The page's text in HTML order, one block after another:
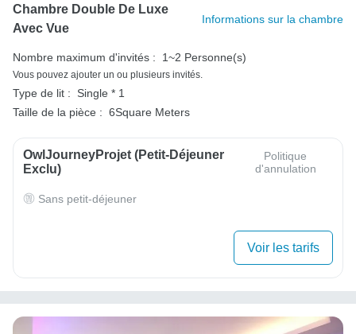
Chambre Double De Luxe
Avec Vue
Informations sur la chambre
Nombre maximum d'invités : 1~2 Personne(s)
Vous pouvez ajouter un ou plusieurs invités.
Type de lit :
Single * 1
Taille de la pièce : 6Square Meters
OwlJourneyProjet (petit-Déjeuner
Exclu)
Politique
d'annulation
Sans petit-déjeuner
Voir les tarifs